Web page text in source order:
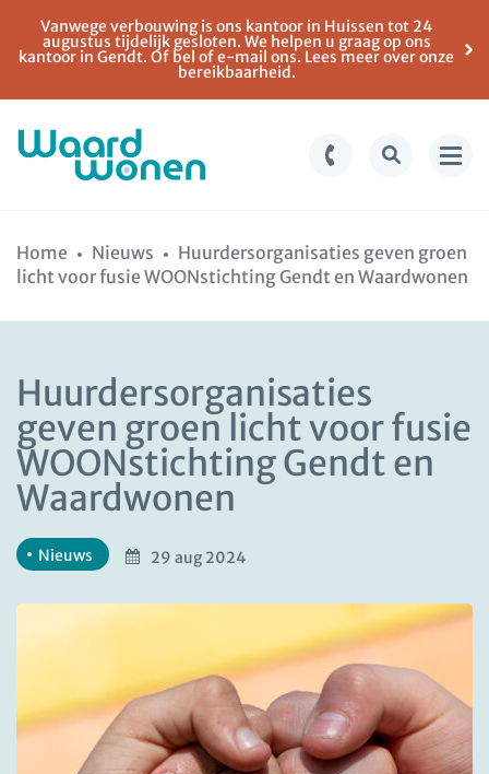
naar
naar
Vanwege verbouwing is ons kantoor in Huissen tot 24
augustus tijdelijk gesloten. We helpen u graag op ons
kantoor in Gendt. Of bel of e-mail ons. Lees meer over onze
bereikbaarheid.
Home Nieuws
Huurdersorganisaties geven groen
licht voor fusie WOONstichting Gendt en Waardwonen
Huurdersorganisaties
geven groen licht voor fusie
WOONstichting Gendt en
Waardwonen
Nieuws 29 aug 2024